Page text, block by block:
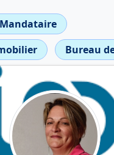
Mandataire
Bureau